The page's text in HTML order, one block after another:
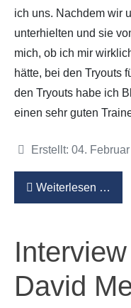
ich uns. Nachdem wir
unterhielten und sie
mich, ob ich mir
hätte, bei den Tryouts
den Tryouts habe ich
einen sehr guten
Details
Erstellt: 04.
Weiterlesen …
David